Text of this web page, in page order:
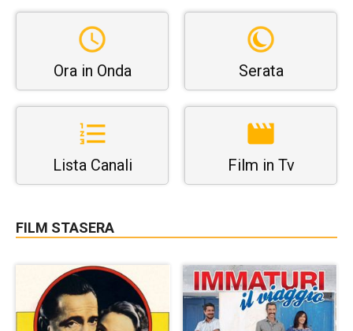
Ora in Onda Serata
Lista Canali Film in Tv
FILM STASERA